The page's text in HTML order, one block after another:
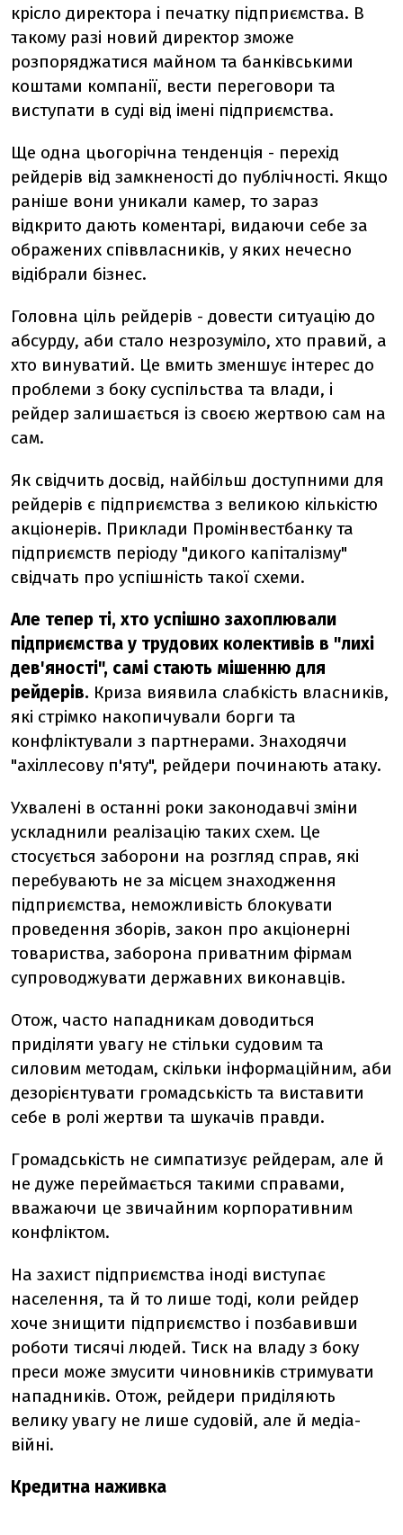
крісло директора і печатку підприємства. В
такому разі новий директор зможе
розпоряджатися майном та банківськими
коштами компанії, вести переговори та
виступати в суді від імені підприємства.
Ще одна цьогорічна тенденція - перехід
рейдерів від замкненості до публічності. Якщо
раніше вони уникали камер, то зараз
відкрито дають коментарі, видаючи себе за
ображених співвласників, у яких нечесно
відібрали бізнес.
Головна ціль рейдерів - довести ситуацію до
абсурду, аби стало незрозуміло, хто правий, а
хто винуватий. Це вмить зменшує інтерес до
проблеми з боку суспільства та влади, і
рейдер залишається із своєю жертвою сам на
сам.
Як свідчить досвід, найбільш доступними для
рейдерів є підприємства з великою кількістю
акціонерів. Приклади Промінвестбанку та
підприємств періоду "дикого капіталізму"
свідчать про успішність такої схеми.
Але тепер ті, хто успішно захоплювали
підприємства у трудових колективів в "лихі
дев'яності", самі стають мішенню для
рейдерів. Криза виявила слабкість власників,
які стрімко накопичували борги та
конфліктували з партнерами. Знаходячи
"ахіллесову п'яту", рейдери починають атаку.
Ухвалені в останні роки законодавчі зміни
ускладнили реалізацію таких схем. Це
стосується заборони на розгляд справ, які
перебувають не за місцем знаходження
підприємства, неможливість блокувати
проведення зборів, закон про акціонерні
товариства, заборона приватним фірмам
супроводжувати державних виконавців.
Отож, часто нападникам доводиться
приділяти увагу не стільки судовим та
силовим методам, скільки інформаційним, аби
дезорієнтувати громадськість та виставити
себе в ролі жертви та шукачів правди.
Громадськість не симпатизує рейдерам, але й
не дуже переймається такими справами,
вважаючи це звичайним корпоративним
конфліктом.
На захист підприємства іноді виступає
населення, та й то лише тоді, коли рейдер
хоче знищити підприємство і позбавивши
роботи тисячі людей. Тиск на владу з боку
преси може змусити чиновників стримувати
нападників. Отож, рейдери приділяють
велику увагу не лише судовій, але й медіа-
війні.
Кредитна наживка